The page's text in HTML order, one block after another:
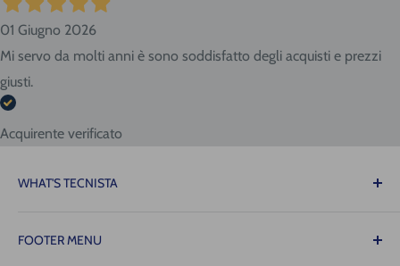
01 Giugno 2026
Mi servo da molti anni è sono soddisfatto degli acquisti e prezzi
giusti.
Acquirente verificato
WHAT'S TECNISTA
products after more than 45 years of sale in the
FOOTER MENU